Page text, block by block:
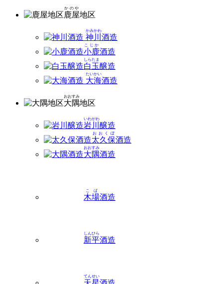
鹿屋
かのや
地区
神川
かみかわ
酒造
小鹿
こじか
酒造
白玉
しらたま
醸造
大海
たいかい
酒造
大隅
おおすみ
地区
岩川
いわがわ
醸造
太久保
おおくぼ
酒造
大隅
おおすみ
酒造